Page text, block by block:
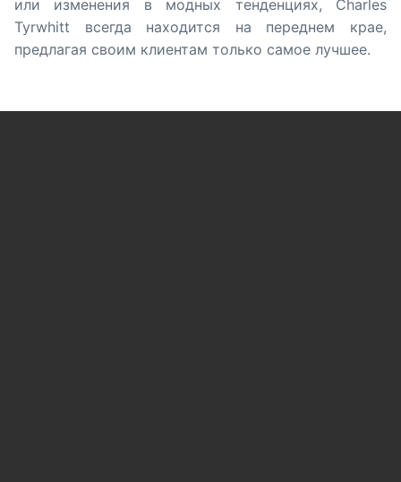
или изменения в модных тенденциях, Charles
Tyrwhitt всегда находится на переднем крае,
предлагая своим клиентам только самое лучшее.